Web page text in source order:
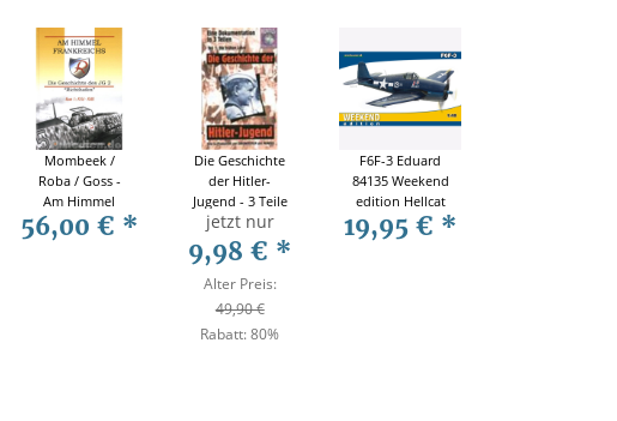
Mombeek /
Roba / Goss -
Am Himmel
Frankreichs -
Die Geschichte
56,00 € *
Die Geschichte
der Hitler-
Jugend - 3 Teile
jetzt nur
9,98 € *
Alter Preis:
49,90 €
Rabatt:80%
F6F-3 Eduard
84135 Weekend
edition Hellcat
1:48
19,95 € *